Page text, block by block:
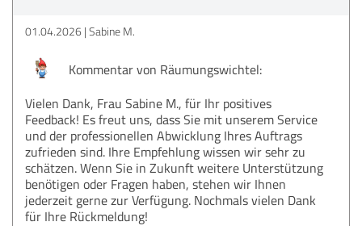
01.04.2026 Sabine M.
Kommentar von Räumungswichtel:
Vielen Dank, Frau Sabine M., für Ihr positives
Feedback! Es freut uns, dass Sie mit unserem Service
und der professionellen Abwicklung Ihres Auftrags
zufrieden sind. Ihre Empfehlung wissen wir sehr zu
schätzen. Wenn Sie in Zukunft weitere Unterstützung
benötigen oder Fragen haben, stehen wir Ihnen
jederzeit gerne zur Verfügung. Nochmals vielen Dank
für Ihre Rückmeldung!